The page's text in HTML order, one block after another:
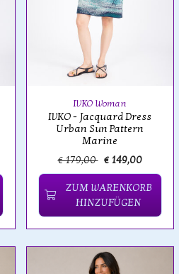
IVKO Woman
IVKO - Jacquard Dress
Urban Sun Pattern
Marine
€ 179,00 € 149,00
ZUM WARENKORB
HINZUFÜGEN